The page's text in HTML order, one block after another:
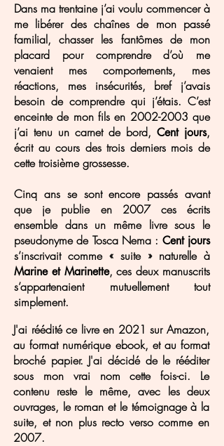
Dans ma trentaine j’ai voulu commencer à
me libérer des chaînes de mon passé
familial, chasser les fantômes de mon
placard pour comprendre d’où me
venaient mes comportements, mes
réactions, mes insécurités, bref j’avais
besoin de comprendre qui j’étais. C’est
enceinte de mon fils en 2002-2003 que
j’ai tenu un carnet de bord, Cent jours,
écrit au cours des trois derniers mois de
cette troisième grossesse.
Cinq ans se sont encore passés avant
que je publie en 2007 ces écrits
ensemble dans un même livre sous le
pseudonyme de Tosca Nema : Cent jours
s’inscrivait comme « suite » naturelle à
Marine et Marinette, ces deux manuscrits
s’appartenaient mutuellement tout
simplement.
J'ai réédité ce livre en 2021 sur Amazon,
au format numérique ebook, et au format
broché papier. J'ai décidé de le rééditer
sous mon vrai nom cette fois-ci. Le
contenu reste le même, avec les deux
ouvrages, le roman et le témoignage à la
suite, et non plus recto verso comme en
2007.